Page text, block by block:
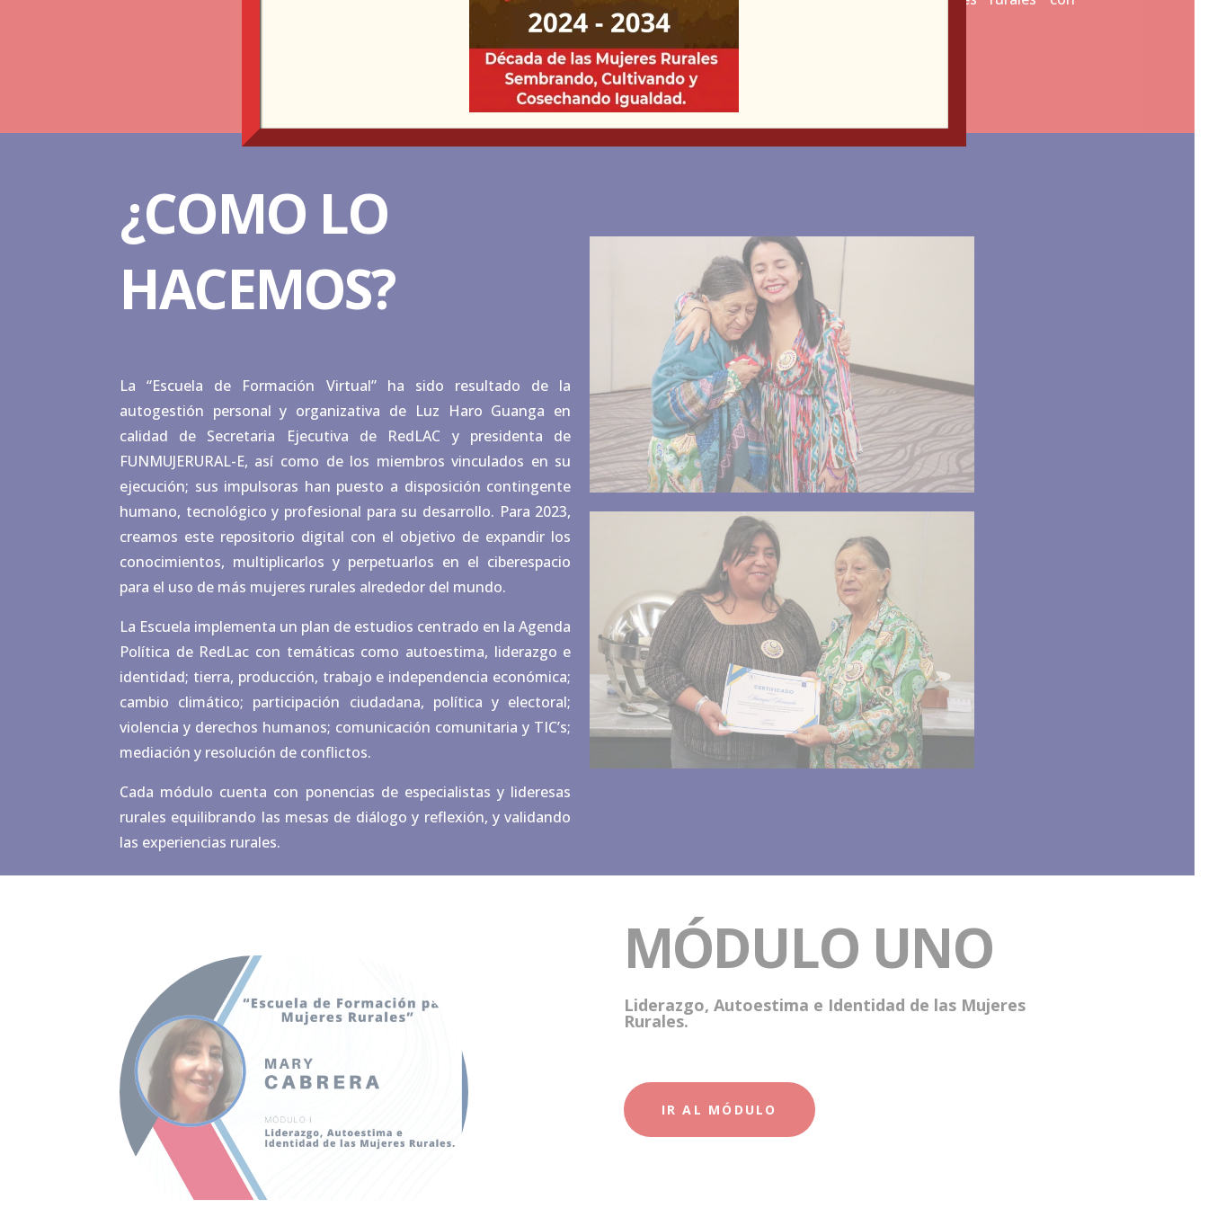
adaptación a sus realidades y posibilidades.
¿COMO LO
HACEMOS?
La “Escuela de Formación Virtual” ha sido resultado de la
autogestión personal y organizativa de Luz Haro Guanga en
calidad de Secretaria Ejecutiva de RedLAC y presidenta de
FUNMUJERURAL-E, así como de los miembros vinculados en su
ejecución; sus impulsoras han puesto a disposición contingente
humano, tecnológico y profesional para su desarrollo. Para 2023,
creamos este repositorio digital con el objetivo de expandir los
conocimientos, multiplicarlos y perpetuarlos en el ciberespacio
para el uso de más mujeres rurales alrededor del mundo.
La Escuela implementa un plan de estudios centrado en la Agenda
Política de RedLac con temáticas como autoestima, liderazgo e
identidad; tierra, producción, trabajo e independencia económica;
cambio climático; participación ciudadana, política y electoral;
violencia y derechos humanos; comunicación comunitaria y TIC’s;
mediación y resolución de conflictos.
Cada módulo cuenta con ponencias de especialistas y lideresas
rurales equilibrando las mesas de diálogo y reflexión, y validando
las experiencias rurales.
MÓDULO UNO
Liderazgo, Autoestima e Identidad de las Mujeres
Rurales.
IR AL MÓDULO